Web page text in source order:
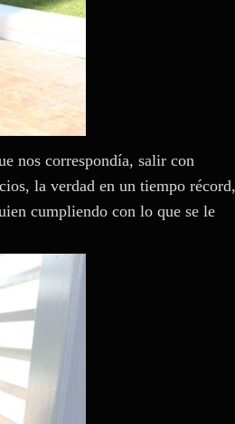
nos correspondía, salir con
la verdad en un tiempo récord,
cumpliendo con lo que se le